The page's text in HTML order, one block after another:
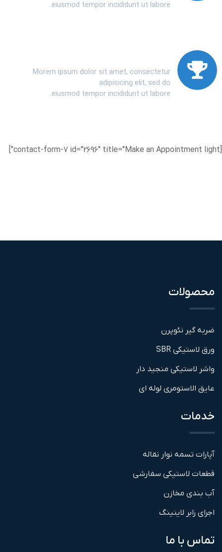
eiusmod tempor incididunt ut labore.
Morem ipsum dolor sit amet, consectetur
adipisicing elit, sed do
eiusmod tempor incididunt ut labore.
[contact-form-7 id="2696" title="Make an Appointment light"]
محصولات
ضربه گیر نئوپرن
ورق لاستیکی SBR
واشر لاستیکی منجید دار
عایق الاستومری لوله ای
خدمات
آپارات تسمه نوار نقاله
قطعات لاستیکی سفارشی
آب بندی مخازن
اجرای رابر لاینینگ
تماس با ما